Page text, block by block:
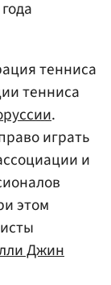
тенниса
тенниса
.
играть
и
этом
Джин